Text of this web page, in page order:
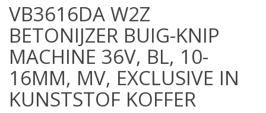
VB3616DA W2Z
BETONIJZER BUIG-KNIP
MACHINE 36V, BL, 10-
16MM, MV, EXCLUSIVE IN
KUNSTSTOF KOFFER